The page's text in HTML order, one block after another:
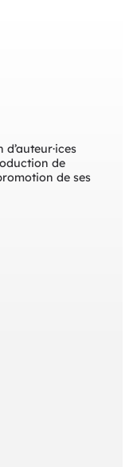
de
de ses